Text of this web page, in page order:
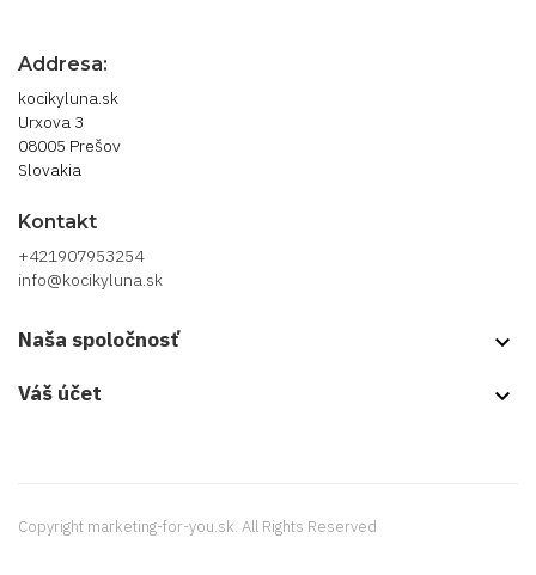
Addresa:
kocikyluna.sk
Urxova 3
08005 Prešov
Slovakia
Kontakt
+421907953254
info@kocikyluna.sk
Naša spoločnosť keyboard_arrow_down
Váš účet 
Copyright marketing-for-you.sk. All Rights Reserved